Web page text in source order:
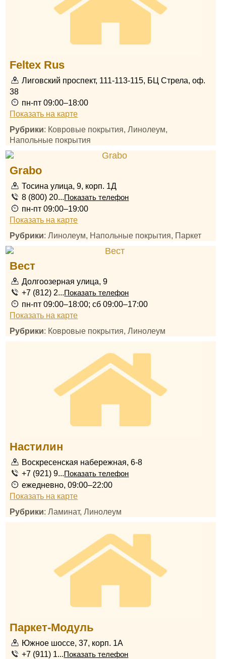
Feltex Rus
Лиговский проспект, 111-113-115, БЦ Стрела, оф.
38
пн-пт 09:00–18:00
Показать на карте
Рубрики: Ковровые покрытия, Линолеум,
Напольные покрытия
Grabo
Тосина улица, 9, корп. 1Д
8 (800) 20...Показать телефон
пн-пт 09:00–19:00
Показать на карте
Рубрики: Линолеум, Напольные покрытия, Паркет
Вест
Долгоозерная улица, 9
+7 (812) 2...Показать телефон
пн-пт 09:00–18:00; сб 09:00–17:00
Показать на карте
Рубрики: Ковровые покрытия, Линолеум
Настилин
Воскресенская набережная, 6-8
+7 (921) 9...Показать телефон
ежедневно, 09:00–22:00
Показать на карте
Рубрики: Ламинат, Линолеум
Паркет-Модуль
Южное шоссе, 37, корп. 1А
+7 (911) 1...Показать телефон